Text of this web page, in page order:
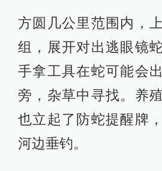
方圆几公里范围内，
组，展开对出逃眼镜
手拿工具在蛇可能会
旁，杂草中寻找。养
也立起了防蛇提醒牌
河边垂钓。